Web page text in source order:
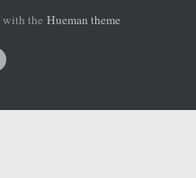
with theHueman theme